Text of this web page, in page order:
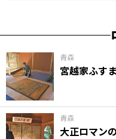
青森
宮越家ふす
青森
大正ロマン